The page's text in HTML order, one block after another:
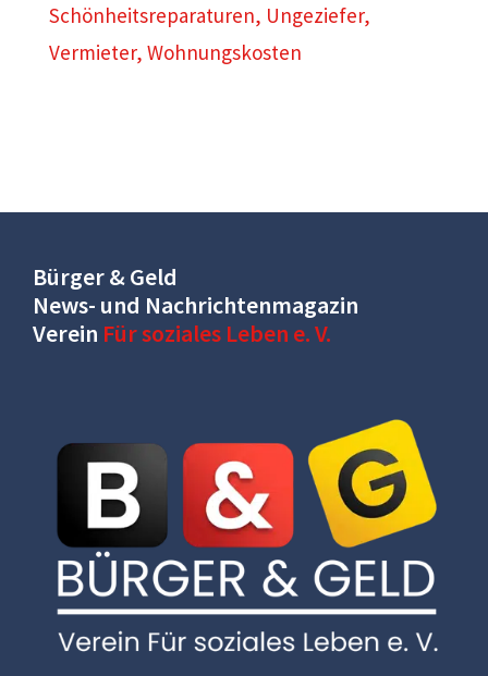
Schönheitsreparaturen, Ungeziefer,
Vermieter, Wohnungskosten
Bürger & Geld
News- und Nachrichtenmagazin
Verein Für soziales Leben e. V.